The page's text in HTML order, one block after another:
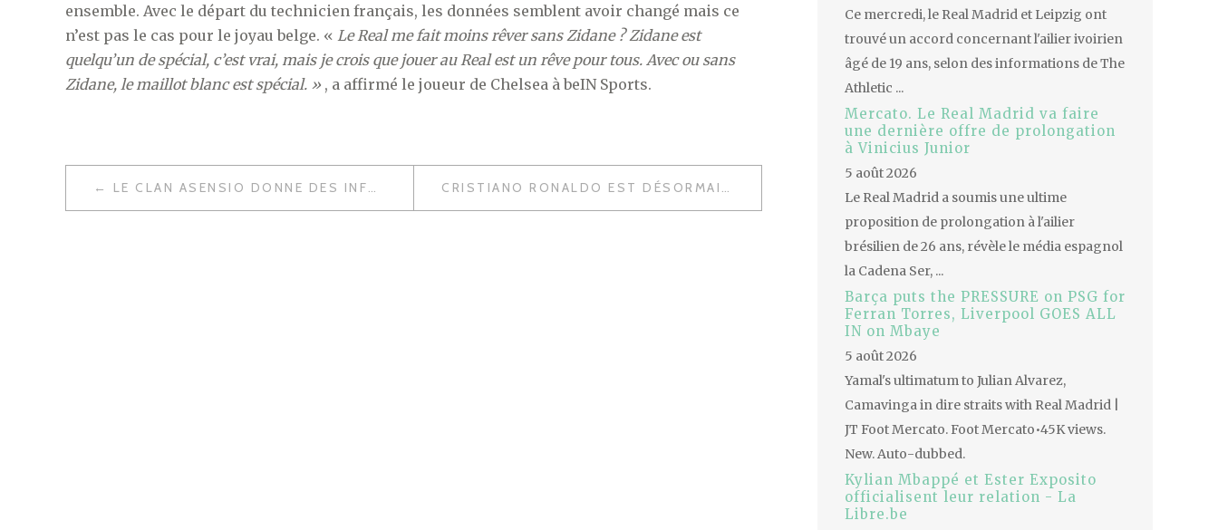
ensemble. Avec le départ du technicien français, les données semblent avoir changé mais ce
n’est pas le cas pour le joyau belge. « Le Real me fait moins rêver sans Zidane ? Zidane est
quelqu’un de spécial, c’est vrai, mais je crois que jouer au Real est un rêve pour tous. Avec ou sans
Zidane, le maillot blanc est spécial. » , a affirmé le joueur de Chelsea à beIN Sports.
NAVIGATION
DE
LE CLAN ASENSIO DONNE DES INFOS SUR SON AVENIR CRISTIANO RONALDO EST DÉSORMAIS UN JOUEUR DE LA JUVENTUS TURIN ! (OFFICIEL)
Ce mercredi, le Real Madrid et Leipzig ont
trouvé un accord concernant l'ailier ivoirien
âgé de 19 ans, selon des informations de The
Athletic ...
Mercato. Le Real Madrid va faire
une dernière offre de prolongation
à Vinicius Junior
5 août 2026
Le Real Madrid a soumis une ultime
proposition de prolongation à l'ailier
brésilien de 26 ans, révèle le média espagnol
la Cadena Ser, ...
Barça puts the PRESSURE on PSG for
Ferran Torres, Liverpool GOES ALL
IN on Mbaye
5 août 2026
Yamal's ultimatum to Julian Alvarez,
Camavinga in dire straits with Real Madrid |
JT Foot Mercato. Foot Mercato•45K views.
New. Auto-dubbed.
Kylian Mbappé et Ester Exposito
officialisent leur relation - La
Libre.be